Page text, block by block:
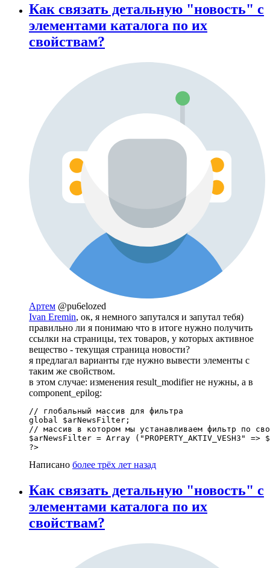
Как связать детальную "новость" с
элементами каталога по их
свойствам?
Артем @pu6elozed
Ivan Eremin, ок, я немного запутался и запутал тебя)
правильно ли я понимаю что в итоге нужно получить
ссылки на страницы, тех товаров, у которых активное
вещество - текущая страница новости?
я предлагал варианты где нужно вывести элементы с
таким же свойством.
в этом случае: изменения result_modifier не нужны, а в
component_epilog:
// глобальный массив для фильтра
global $arNewsFilter;
// массив в котором мы устанавливаем фильтр по
$arNewsFilter = Array ("PROPERTY_AKTIV_VESH3"
?>
Написано более трёх лет назад
Как связать детальную "новость" с
элементами каталога по их
свойствам?